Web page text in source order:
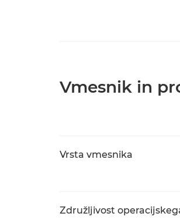
Vmesnik in
Vrsta vmesnika
Združljivost